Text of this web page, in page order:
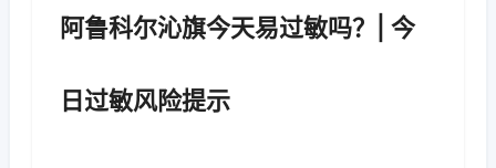
阿鲁科尔沁旗今天易过敏吗？| 今
日过敏风险提示